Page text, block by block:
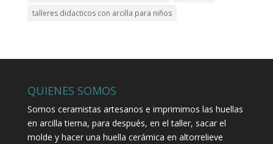
talleres didacticos con arcilla para niños
QUIENES SOMOS
Somos ceramistas artesanos e imprimimos las huellas
en arcilla tierna, para después, en el taller, sacar el
molde y hacer una huella cerámica en altorrelieve